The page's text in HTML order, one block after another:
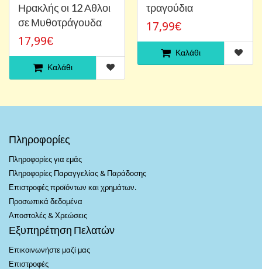
Ηρακλής οι 12 Αθλοι
σε Μυθοτράγουδα
17,99€
Καλάθι
τραγούδια
17,99€
Καλάθι
Πληροφορίες
Πληροφορίες για εμάς
Πληροφορίες Παραγγελίας & Παράδοσης
Επιστροφές προϊόντων και χρημάτων.
Προσωπικά δεδομένα
Αποστολές & Χρεώσεις
Εξυπηρέτηση Πελατών
Επικοινωνήστε μαζί μας
Επιστροφές